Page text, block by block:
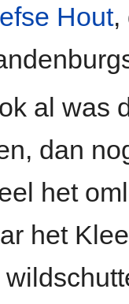
Hout,
al was
dan
het
het